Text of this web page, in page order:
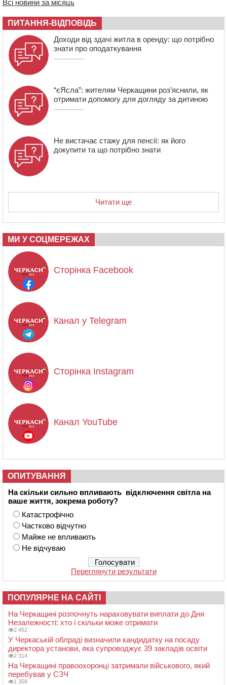
сплатили на Черкащині
06 СЕРПНЯ 2026, ЧЕТВЕР
21:13 Вісім медалей, з яких чотири золоті: черкаські
спортсмени тріумфували на чемпіонаті України
Всі новини за місяць
ПИТАННЯ-ВІДПОВІДЬ
Доходи від здачі житла в оренду: що потрібно
знати про оподаткування
“єЯсла”: жителям Черкащини роз’яснили, як
отримати допомогу для догляду за дитиною
Не вистачає стажу для пенсії: як його
докупити та що потрібно знати
Читати ще
МИ У СОЦМЕРЕЖАХ
Сторінка Facebook
Канал у Telegram
Сторінка Instagram
Канал YouTube
ОПИТУВАННЯ
На скільки сильно впливають відключення світла на
ваше життя, зокрема роботу?
Катастрофічно
Частково відчутно
Майже не впливають
Не відчуваю
Переглянути результати
ПОПУЛЯРНЕ НА САЙТІ
На Черкащині розпочнуть нараховувати виплати до Дня
Незалежності: хто і скільки може отримати
2 452
У Черкаській облраді визначили кандидатку на посаду
директора установи, яка супроводжує 39 закладів освіти
2 314
На Черкащині правоохоронці затримали військового, який
перебував у СЗЧ
1 358